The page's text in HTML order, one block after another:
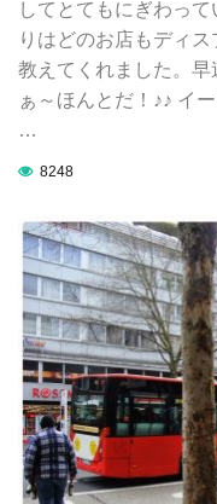
してとてもにぎわっ
りはどのお店もディ
教えてくれました。
ぁ～ほんとだ！♪♪ イ
…
8248